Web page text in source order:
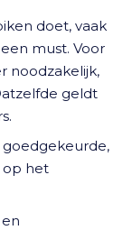
doet, vaak
must. Voor
noodzakelijk,
geldt
op het